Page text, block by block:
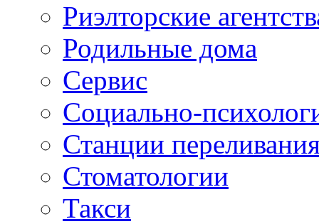
Риэлторские
Родильные дома
Сервис
Социально-
Станции
Стоматологии
Такси